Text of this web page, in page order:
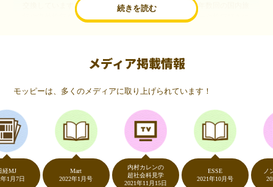
続きを読む
交換しています。このようにすることで、ほぼ無料で年数回の国内旅
行や海外旅行を実現しています。モッピーは陸マイラーや旅行好きに
いつものネットショッピングが、モッピーでお得
（20代・女性）
友達に勧められてモッピーをはじめました。空いた時間にスマホで買
い物をすることが多いのですが、モッピーを経由するだけでショップ
のポイントとモッピーのポイントが二重で貯まることを知り、ビック
リ…！いつものネットショッピングをモッピーを経由するだけでポイ
ントが貯まるなんて…もっと早く教えてほしかった～！貯まったポイ
ントはギフト券に交換して、プチ贅沢を楽しんでます♪
メディア掲載情報
モッピーは、多くのメディアに取り上げられています！
日
2022年1月号
内村カレンの
超社会科見学
2021年11月15日
2021年10月号
ノンスト
2020年